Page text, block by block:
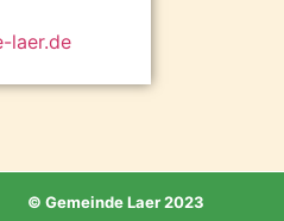
laer.de
© Gemeinde Laer 2023